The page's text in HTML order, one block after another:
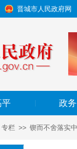
晋城市人民政府网
平 政
专栏 >> 锲而不舍落实